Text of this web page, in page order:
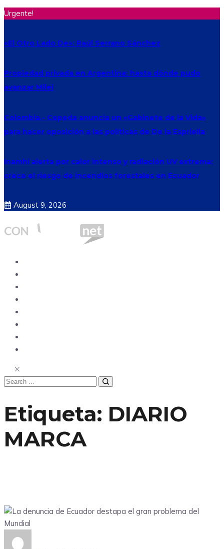
Urgente!
«El Otro Lado De»: Raúl Serrano Sánchez
Propiedad privada en Argentina: hasta dónde pudo
avanzar Milei
Colombia.- Cepeda anuncia un «Gabinete de la Vida»
para hacer oposición a las políticas de De la Espriella
Inamhi alerta por calor intenso y radiación UV extrema:
crece el riesgo de incendios forestales en Ecuador
August 9, 2026
Etiqueta: DIARIO
MARCA